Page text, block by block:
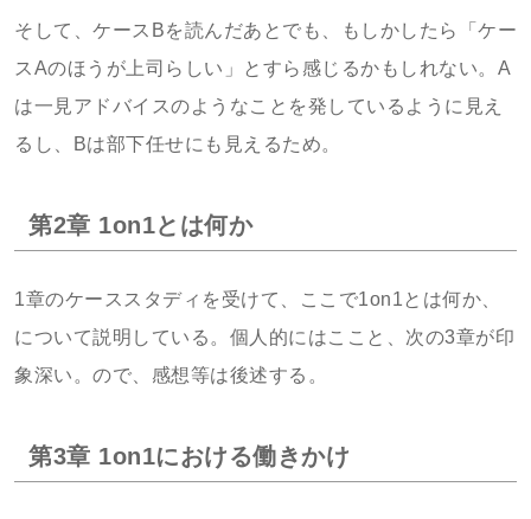
そして、ケースBを読んだあとでも、もしかしたら「ケー
スAのほうが上司らしい」とすら感じるかもしれない。A
は一見アドバイスのようなことを発しているように見え
るし、Bは部下任せにも見えるため。
第2章 1on1とは何か
1章のケーススタディを受けて、ここで1on1とは何か、
について説明している。個人的にはここと、次の3章が印
象深い。ので、感想等は後述する。
第3章 1on1における働きかけ